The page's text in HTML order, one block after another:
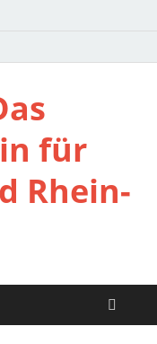
für
Rhein-